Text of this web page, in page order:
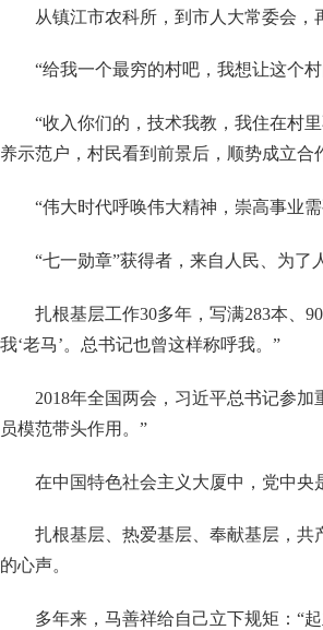
从镇江市农科所，到市人大常委会
“给我一个最穷的村吧，我想让这个
“收入你们的，技术我教，我住在村
养示范户，村民看到前景后，顺势成立
“伟大时代呼唤伟大精神，崇高事业
“七一勋章”获得者，来自人民、为
扎根基层工作30多年，写满283本、
我‘老马’。总书记也曾这样称呼我。”
2018年全国两会，习近平总书记参
员模范带头作用。”
在中国特色社会主义大厦中，党中
扎根基层、热爱基层、奉献基层，共
的心声。
多年来，马善祥给自己立下规矩： “